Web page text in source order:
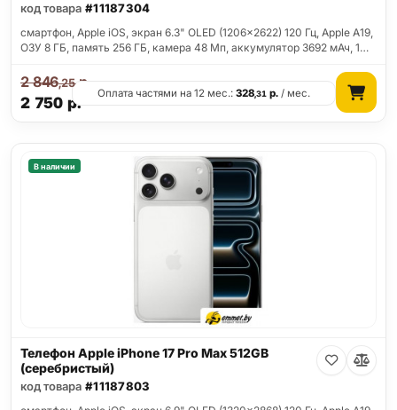
код товара #11187304
смартфон, Apple iOS, экран 6.3" OLED (1206x2622) 120 Гц, Apple A19,
ОЗУ 8 ГБ, память 256 ГБ, камера 48 Мп, аккумулятор 3692 мАч, 1…
2 750 р.
2 846,25р.
Оплата частями на 12 мес.:328,31 р. / мес.
В наличии
Телефон Apple iPhone 17 Pro Max 512GB
(серебристый)
код товара #11187803